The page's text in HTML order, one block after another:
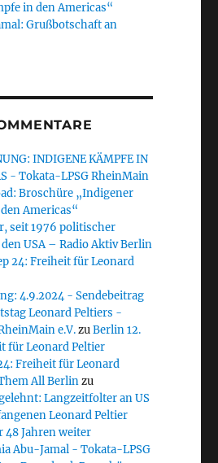
in den Americas“
Grußbotschaft an
INDIGENE KÄMPFE IN
- Tokata-LPSG RheinMain
Broschüre „Indigener
Americas“
seit 1976 politischer
USA – Radio Aktiv Berlin
24: Freiheit für Leonard
4.9.2024 - Sendebeitrag
Leonard Peltiers -
e.V.zuBerlin 12.
für Leonard Peltier
Freiheit für Leonard
All Berlinzu
Langzeitfolter an US
Leonard Peltier
48 Jahren weiter
Abu-Jamal - Tokata-LPSG